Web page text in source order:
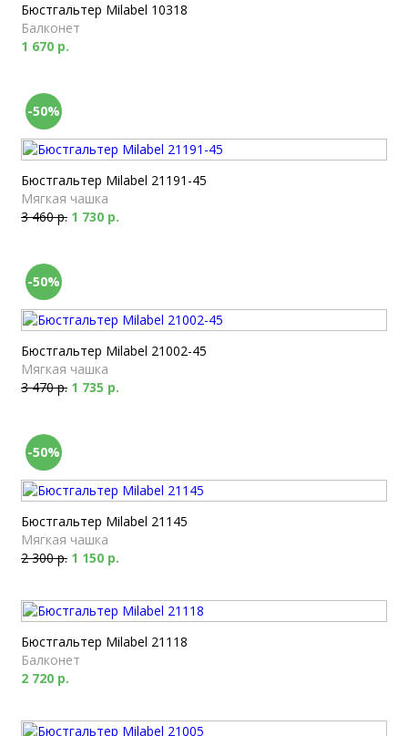
Бюстгальтер Milabel 10318
Балконет
1 670 р.
-50%
Бюстгальтер Milabel 21191-45
Мягкая чашка
3 460 р. 1 730 р.
-50%
Бюстгальтер Milabel 21002-45
Мягкая чашка
3 470 р. 1 735 р.
-50%
Бюстгальтер Milabel 21145
Мягкая чашка
2 300 р. 1 150 р.
Бюстгальтер Milabel 21118
Балконет
2 720 р.